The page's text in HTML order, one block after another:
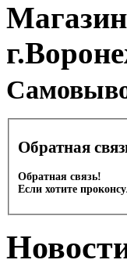
Обратная
Обратная связь!
Если хотите